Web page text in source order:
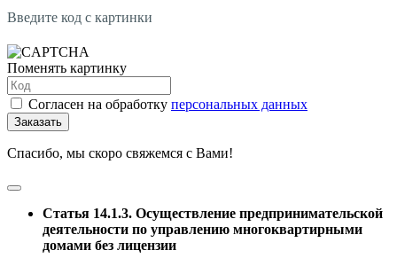
Введите код с картинки
Поменять картинку
Согласен на обработку персональных данных
Заказать
Спасибо, мы скоро свяжемся с Вами!
Статья 14.1.3. Осуществление предпринимательской
деятельности по управлению многоквартирными
домами без лицензии